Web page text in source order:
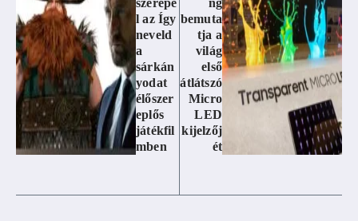
szerepe
l az Így
neveld
a
sárkán
yodat
élőszer
eplős
játékfil
mben
ng
bemuta
tja a
világ
első
átlátszó
Micro
LED
kijelzőj
ét